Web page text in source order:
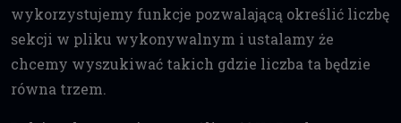
wykorzystujemy funkcje pozwalającą określić liczbę
sekcji w pliku wykonywalnym i ustalamy że
chcemy wyszukiwać takich gdzie liczba ta będzie
równa trzem.